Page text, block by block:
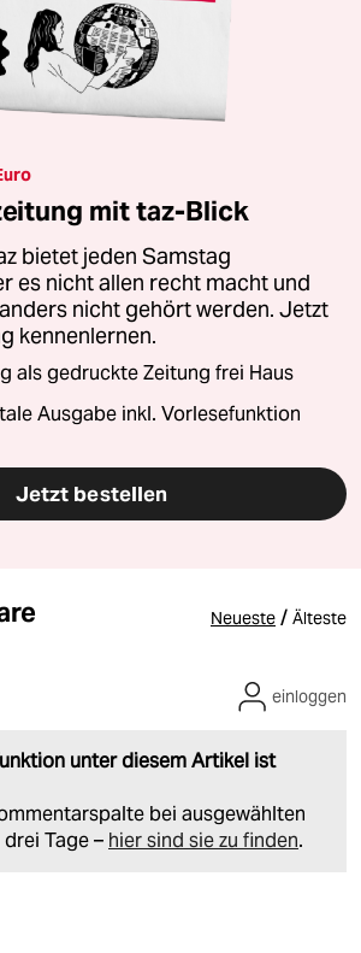
mit taz-Blick
bietet jeden Samstag
es nicht allen recht macht und
nicht gehört werden. Jetzt
kennenlernen.
als gedruckte Zeitung frei Haus
Ausgabe inkl. Vorlesefunktion
Jetzt bestellen
Neueste / Älteste
unter diesem Artikel ist
bei ausgewählten
Tage – hier sind sie zu finden.
einloggen